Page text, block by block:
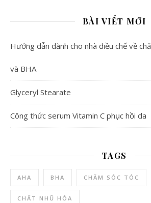
BÀI VIẾT MỚI
Hướng dẫn dành cho nhà điều chế về
và BHA
Glyceryl Stearate
Công thức serum Vitamin C phục hồi da
TAGS
AHA BHA CHĂM SÓC TÓC
CHẤT NHŨ HÓA